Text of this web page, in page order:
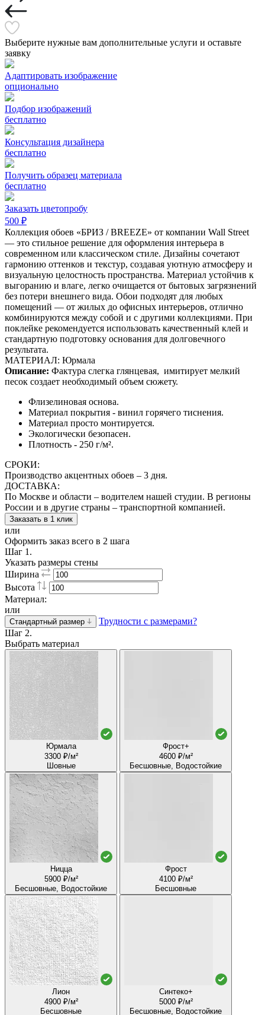
Выберите нужные вам дополнительные услуги и оставьте
заявку
Адаптировать изображение
опционально
Подбор изображений
бесплатно
Консультация дизайнера
бесплатно
Получить образец материала
бесплатно
Заказать цветопробу
500 ₽
Коллекция обоев «БРИЗ / BREEZE» от компании Wall Street
— это стильное решение для оформления интерьера в
современном или классическом стиле. Дизайны сочетают
гармонию оттенков и текстур, создавая уютную атмосферу и
визуальную целостность пространства. Материал устойчив к
выгоранию и влаге, легко очищается от бытовых загрязнений
без потери внешнего вида. Обои подходят для любых
помещений — от жилых до офисных интерьеров, отлично
комбинируются между собой и с другими коллекциями. При
поклейке рекомендуется использовать качественный клей и
стандартную подготовку основания для долговечного
результата.
МАТЕРИАЛ: Юрмала
Описание: Фактура слегка глянцевая, имитирует мелкий
песок создает необходимый объем сюжету.
Флизелиновая основа.
Материал покрытия - винил горячего тиснения.
Материал просто монтируется.
Экологически безопасен.
Плотность - 250 г/м².
СРОКИ:
Производство акцентных обоев – 3 дня.
ДОСТАВКА:
По Москве и области – водителем нашей студии. В регионы
России и в другие страны – транспортной компанией.
Заказать в 1 клик
или
Оформить заказ всего в 2 шага
Шаг 1.
Указать размеры стены
Ширина
Высота
Материал:
или
Стандартный размер
Трудности с размерами?
Шаг 2.
Выбрать материал
Юрмала
3300 ₽/м²
Шовные
Фрост+
4600 ₽/м²
Бесшовные, Водостойкие
Ницца
5900 ₽/м²
Бесшовные, Водостойкие
Фрост
4100 ₽/м²
Бесшовные
Лион
4900 ₽/м²
Бесшовные
Синтеко+
5000 ₽/м²
Бесшовные, Водостойкие